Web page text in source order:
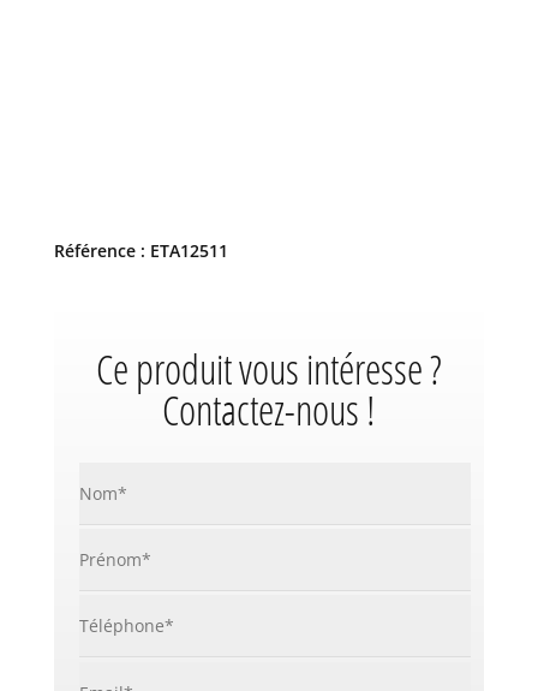
Référence : ETA12511
Ce produit vous intéresse ?
Contactez-nous !